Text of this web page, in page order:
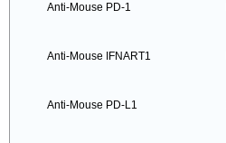
Anti-Mouse PD-1
Anti-Mouse IFNART1
Anti-Mouse PD-L1